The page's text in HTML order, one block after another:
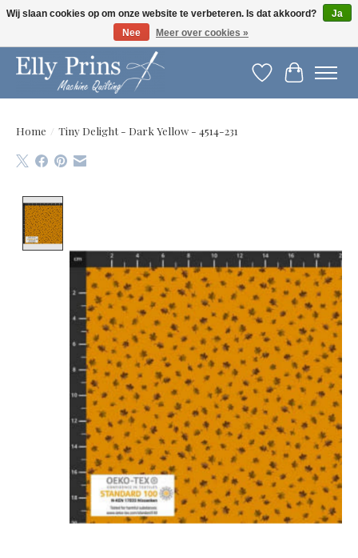
Let op: gewijzigde openingstijden!
Verlanglijst
Home / Tiny Delight - Dark Yellow - 4514-231
Wij slaan cookies op om onze website te verbeteren. Is dat akkoord?
Ja
Nee
Meer over cookies »